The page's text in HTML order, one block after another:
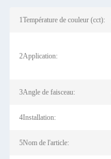
1Température de couleur (cct):
2Application:
3Angle de faisceau:
4Installation:
5Nom de l'article: